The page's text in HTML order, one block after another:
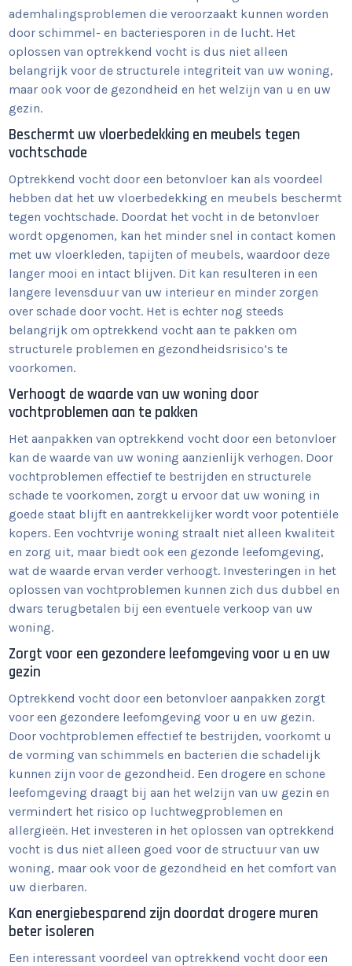
ademhalingsproblemen die veroorzaakt kunnen worden
door schimmel- en bacteriesporen in de lucht. Het
oplossen van optrekkend vocht is dus niet alleen
belangrijk voor de structurele integriteit van uw woning,
maar ook voor de gezondheid en het welzijn van u en uw
gezin.
Beschermt uw vloerbedekking en meubels tegen
vochtschade
Optrekkend vocht door een betonvloer kan als voordeel
hebben dat het uw vloerbedekking en meubels beschermt
tegen vochtschade. Doordat het vocht in de betonvloer
wordt opgenomen, kan het minder snel in contact komen
met uw vloerkleden, tapijten of meubels, waardoor deze
langer mooi en intact blijven. Dit kan resulteren in een
langere levensduur van uw interieur en minder zorgen
over schade door vocht. Het is echter nog steeds
belangrijk om optrekkend vocht aan te pakken om
structurele problemen en gezondheidsrisico’s te
voorkomen.
Verhoogt de waarde van uw woning door
vochtproblemen aan te pakken
Het aanpakken van optrekkend vocht door een betonvloer
kan de waarde van uw woning aanzienlijk verhogen. Door
vochtproblemen effectief te bestrijden en structurele
schade te voorkomen, zorgt u ervoor dat uw woning in
goede staat blijft en aantrekkelijker wordt voor potentiële
kopers. Een vochtvrije woning straalt niet alleen kwaliteit
en zorg uit, maar biedt ook een gezonde leefomgeving,
wat de waarde ervan verder verhoogt. Investeringen in het
oplossen van vochtproblemen kunnen zich dus dubbel en
dwars terugbetalen bij een eventuele verkoop van uw
woning.
Zorgt voor een gezondere leefomgeving voor u en uw
gezin
Optrekkend vocht door een betonvloer aanpakken zorgt
voor een gezondere leefomgeving voor u en uw gezin.
Door vochtproblemen effectief te bestrijden, voorkomt u
de vorming van schimmels en bacteriën die schadelijk
kunnen zijn voor de gezondheid. Een drogere en schone
leefomgeving draagt bij aan het welzijn van uw gezin en
vermindert het risico op luchtwegproblemen en
allergieën. Het investeren in het oplossen van optrekkend
vocht is dus niet alleen goed voor de structuur van uw
woning, maar ook voor de gezondheid en het comfort van
uw dierbaren.
Kan energiebesparend zijn doordat drogere muren
beter isoleren
Een interessant voordeel van optrekkend vocht door een